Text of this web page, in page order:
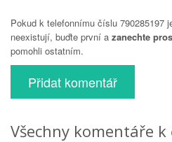
Pokud k telefonnímu číslu 790285197
neexistují, buďte první a zanechte
pomohli ostatním.
Přidat komentář
Všechny komentáře